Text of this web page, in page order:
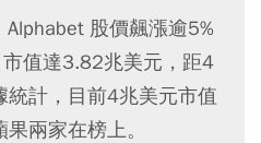
股價飆漲逾5%
值達3.82兆美元，距4
統計，目前4兆美元市值
兩家在榜上。